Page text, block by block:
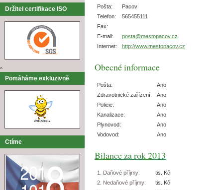
Držitel certifikace ISO
^
Pomáháme exkluzivně
Ctíme
Pošta:
Pacov
Telefon:
565455111
Fax:
E-mail:
posta@mestopacov.cz
Internet:
http://www.mestopacov.cz
Obecné informace
Pošta:
Ano
Zdravotnické zařízení:
Ano
Policie:
Ano
Kanalizace:
Ano
Plynovod:
Ano
Vodovod:
Ano
Bilance za rok 2013
1. Daňové příjmy:
tis. Kč
2. Nedaňové příjmy:
tis. Kč